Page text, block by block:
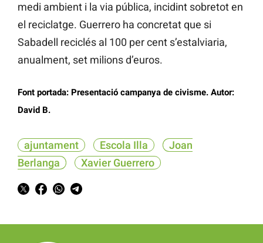
medi ambient i la via pública, incidint sobretot en
el reciclatge. Guerrero ha concretat que si
Sabadell reciclés al 100 per cent s’estalviaria,
anualment, set milions d’euros.
Font portada: Presentació campanya de civisme. Autor:
David B.
ajuntament Escola Illa
Joan
Berlanga
Xavier Guerrero